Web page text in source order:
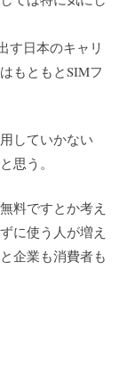
す日本のキャリ
もともとSIMフ
していかない
思う。
料ですとか考え
に使う人が増え
企業も消費者も